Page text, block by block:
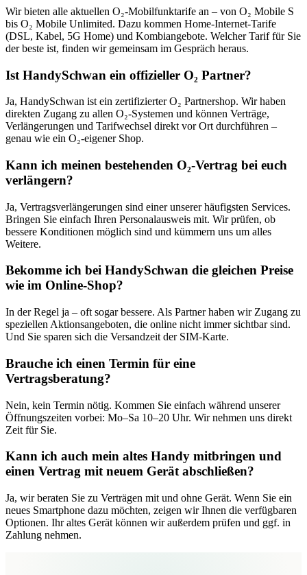
Wir bieten alle aktuellen O₂-Mobilfunktarife an – von O₂ Mobile S
bis O₂ Mobile Unlimited. Dazu kommen Home-Internet-Tarife
(DSL, Kabel, 5G Home) und Kombiangebote. Welcher Tarif für Sie
der beste ist, finden wir gemeinsam im Gespräch heraus.
Ist HandySchwan ein offizieller O₂ Partner?
Ja, HandySchwan ist ein zertifizierter O₂ Partnershop. Wir haben
direkten Zugang zu allen O₂-Systemen und können Verträge,
Verlängerungen und Tarifwechsel direkt vor Ort durchführen –
genau wie ein O₂-eigener Shop.
Kann ich meinen bestehenden O₂-Vertrag bei euch
verlängern?
Ja, Vertragsverlängerungen sind einer unserer häufigsten Services.
Bringen Sie einfach Ihren Personalausweis mit. Wir prüfen, ob
bessere Konditionen möglich sind und kümmern uns um alles
Weitere.
Bekomme ich bei HandySchwan die gleichen Preise
wie im Online-Shop?
In der Regel ja – oft sogar bessere. Als Partner haben wir Zugang zu
speziellen Aktionsangeboten, die online nicht immer sichtbar sind.
Und Sie sparen sich die Versandzeit der SIM-Karte.
Brauche ich einen Termin für eine
Vertragsberatung?
Nein, kein Termin nötig. Kommen Sie einfach während unserer
Öffnungszeiten vorbei: Mo–Sa 10–20 Uhr. Wir nehmen uns direkt
Zeit für Sie.
Kann ich auch mein altes Handy mitbringen und
einen Vertrag mit neuem Gerät abschließen?
Ja, wir beraten Sie zu Verträgen mit und ohne Gerät. Wenn Sie ein
neues Smartphone dazu möchten, zeigen wir Ihnen die verfügbaren
Optionen. Ihr altes Gerät können wir außerdem prüfen und ggf. in
Zahlung nehmen.